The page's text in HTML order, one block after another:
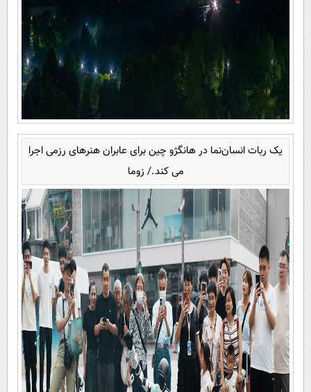
یک ربات انسان‌نما در هانگژو چین برای عابران هنرهای رزمی اجرا
می کند./ زوما